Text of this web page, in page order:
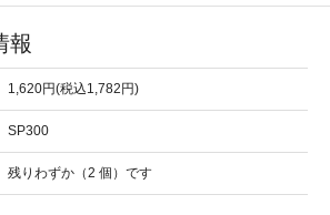
報
1,620円(税込1,782円)
SP300
残りわずか（2 個）です